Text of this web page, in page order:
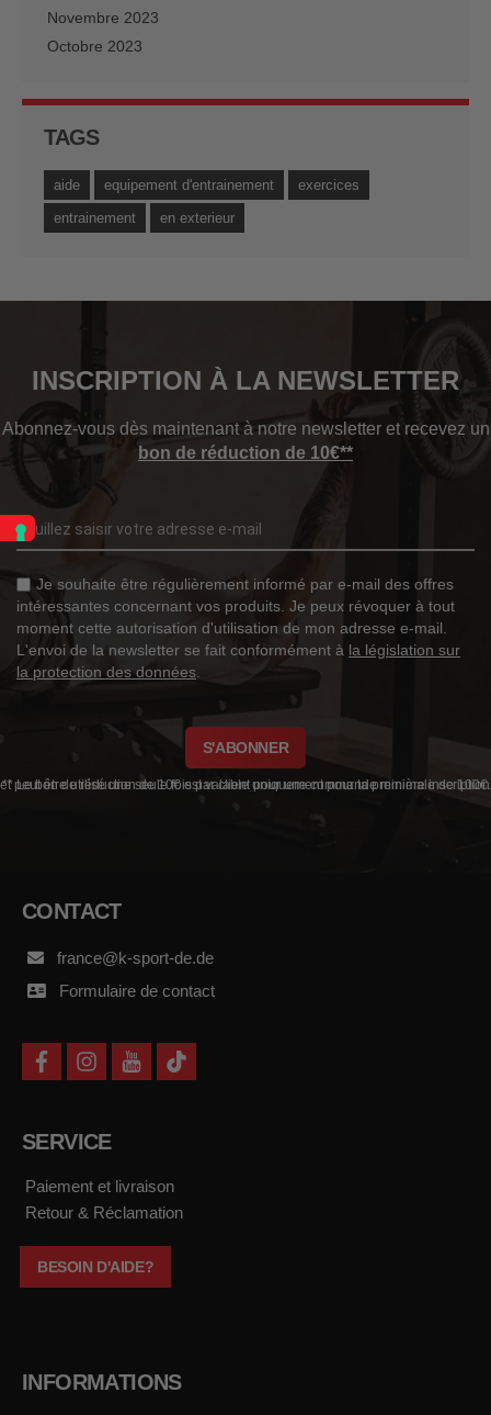
Novembre 2023
Octobre 2023
TAGS
aide equipement d'entrainement
exercices
entrainement
en exterieur
INSCRIPTION À LA NEWSLETTER
Abonnez-vous dès maintenant à notre newsletter et recevez un
bon de réduction de 10€**
Je souhaite être régulièrement informé par e-mail des offres
intéressantes concernant vos produits. Je peux révoquer à tout
moment cette autorisation d'utilisation de mon adresse e-mail.
L'envoi de la newsletter se fait conformément à la législation sur
la protection des données
S'ABONNER
** Le bon de réduction de 10€ est valable uniquement pour ta première inscription et peut être utilisé une seule fois par client pour une commande minimale de 100€.
CONTACT
france@k-sport-de.de
Formulaire de contact
f
a
b
o
k
i
n
a
g
a
m
y
o
t
i
SERVICE
Paiement et livraison
Retour & Réclamation
BESOIN D'AIDE?
INFORMATIONS